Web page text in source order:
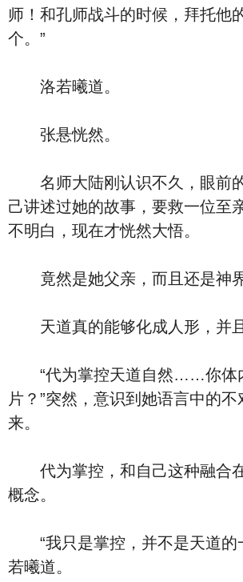
师！和孔师战斗的时候，拜托他
个。”
洛若曦道。
张悬恍然。
名师大陆刚认识不久，眼前
己讲述过她的故事，要救一位至
不明白，现在才恍然大悟。
竟然是她父亲，而且还是神界
天道真的能够化成人形，并
“代为掌控天道自然……你体
片？”突然，意识到她语言中的
来。
代为掌控，和自己这种融合
概念。
“我只是掌控，并不是天道
若曦道。